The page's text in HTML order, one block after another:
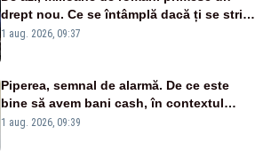
drept nou. Ce se întâmplă dacă ți se strică
un produs
1 aug. 2026, 09:37
Piperea, semnal de alarmă. De ce este
bine să avem bani cash, în contextul
alertei energetice?
1 aug. 2026, 09:39